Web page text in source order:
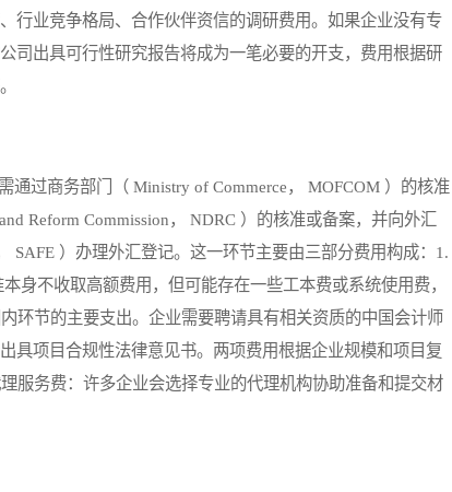
行业竞争格局、合作伙伴资信的调研费用。如果企业没有专
司出具可行性研究报告将成为一笔必要的开支，费用根据研
过商务部门（ Ministry of Commerce， MOFCOM ）的核准
Reform Commission， NDRC ）的核准或备案，并向外汇
SAFE ）办理外汇登记。这一环节主要由三部分费用构成：1.
身不收取高额费用，但可能存在一些工本费或系统使用费，
环节的主要支出。企业需要聘请具有相关资质的中国会计师
具项目合规性法律意见书。两项费用根据企业规模和项目复
服务费：许多企业会选择专业的代理机构协助准备和提交材